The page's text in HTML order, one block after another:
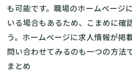
も可能です。職場のホームページ
いる場合もあるため、こまめに確
う。ホームページに求人情報が掲
問い合わせてみるのも一つの方法で
まとめ